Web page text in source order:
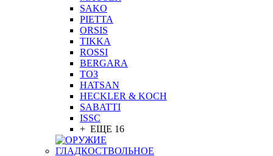
SAKO
PIETTA
ORSIS
TIKKA
ROSSI
BERGARA
ТОЗ
HATSAN
HECKLER & KOCH
SABATTI
ISSC
+ ЕЩЕ 16